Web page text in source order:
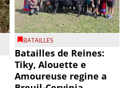
BATAILLES
Batailles de Reines:
Tiky, Alouette e
Amoureuse regine a